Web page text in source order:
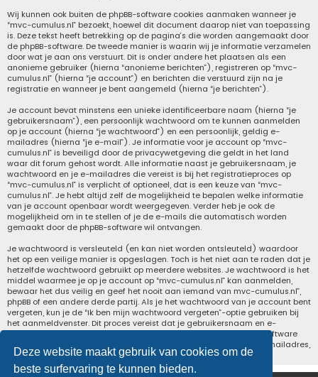
Deze website maakt gebruik van cookies om de
beste surfervaring te kunnen bieden.
Wij kunnen ook buiten de phpBB-software cookies aanmaken wanneer je
“mvc-cumulus.nl” bezoekt, hoewel dit document daarop niet van toepassing
is. Deze tekst heeft betrekking op de pagina’s die worden aangemaakt door
de phpBB-software. De tweede manier is waarin wij je informatie verzamelen
door wat je aan ons verstuurt. Dit is onder andere het plaatsen als een
anonieme gebruiker (hierna “anonieme berichten”), registreren op “mvc-
cumulus.nl” (hierna “je account”) en berichten die verstuurd zijn na je
registratie en wanneer je bent aangemeld (hierna “je berichten”).
Je account bevat minstens een unieke identificeerbare naam (hierna “je
gebruikersnaam”), een persoonlijk wachtwoord om te kunnen aanmelden
op je account (hierna “je wachtwoord”) en een persoonlijk, geldig e-
mailadres (hierna “je e-mail”). Je informatie voor je account op “mvc-
cumulus.nl” is beveiligd door de privacywetgeving die geldt in het land
waar dit forum gehost wordt. Alle informatie naast je gebruikersnaam, je
wachtwoord en je e-mailadres die vereist is bij het registratieproces op
“mvc-cumulus.nl” is verplicht of optioneel, dat is een keuze van “mvc-
cumulus.nl”. Je hebt altijd zelf de mogelijkheid te bepalen welke informatie
van je account openbaar wordt weergegeven. Verder heb je ook de
mogelijkheid om in te stellen of je de e-mails die automatisch worden
gemaakt door de phpBB-software wil ontvangen.
Je wachtwoord is versleuteld (en kan niet worden ontsleuteld) waardoor
het op een veilige manier is opgeslagen. Toch is het niet aan te raden dat je
hetzelfde wachtwoord gebruikt op meerdere websites. Je wachtwoord is het
middel waarmee je op je account op “mvc-cumulus.nl” kan aanmelden,
bewaar het dus veilig en geef het nooit aan iemand van mvc-cumulus.nl”,
phpBB of een andere derde partij. Als je het wachtwoord van je account bent
vergeten, kun je de “Ik ben mijn wachtwoord vergeten”-optie gebruiken bij
het aanmeldvenster. Dit proces vereist dat je gebruikersnaam en e-
mailadres opgeeft van je gebruikersaccount, waarna de phpBB-software
een nieuw wachtwoord zal genereren en zal opsturen naar het e-mailadres,
zodat je je opnieuw kunt aanmelden.